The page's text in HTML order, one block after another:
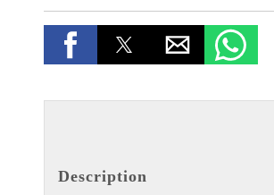
Description